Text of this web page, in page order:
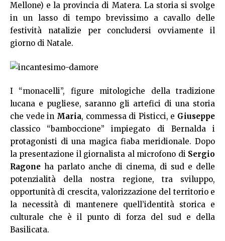
Mellone) e la provincia di Matera. La storia si svolge
in un lasso di tempo brevissimo a cavallo delle
festività natalizie per concludersi ovviamente il
giorno di Natale.
I “monacelli”, figure mitologiche della tradizione
lucana e pugliese, saranno gli artefici di una storia
che vede in Maria, commessa di Pisticci, e Giuseppe
classico “bamboccione” impiegato di Bernalda i
protagonisti di una magica fiaba meridionale. Dopo
la presentazione il giornalista al microfono di Sergio
Ragone ha parlato anche di cinema, di sud e delle
potenzialità della nostra regione, tra sviluppo,
opportunità di crescita, valorizzazione del territorio e
la necessità di mantenere quell’identità storica e
culturale che è il punto di forza del sud e della
Basilicata.